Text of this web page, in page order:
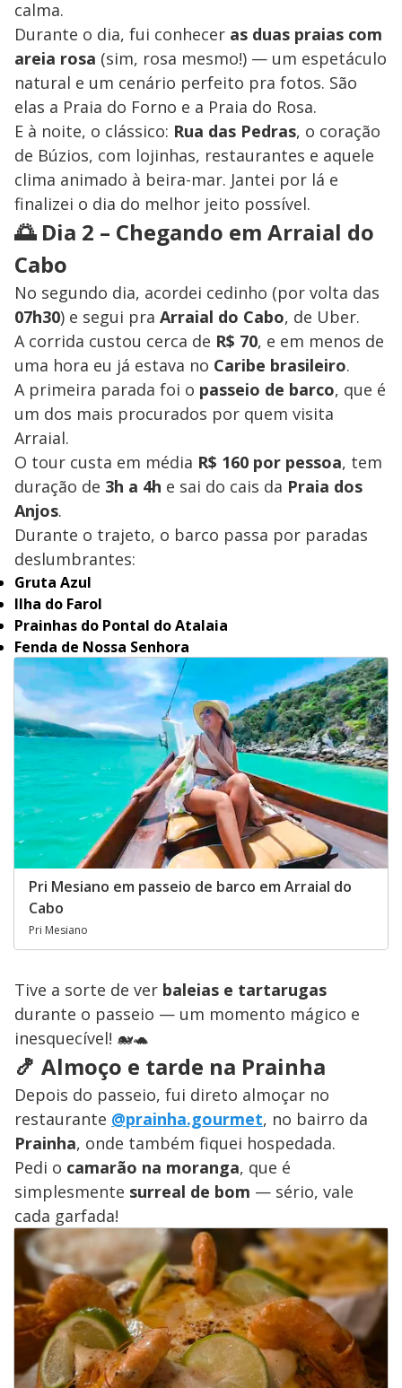
calma.
Durante o dia, fui conhecer as duas praias com
areia rosa (sim, rosa mesmo!) — um espetáculo
natural e um cenário perfeito pra fotos. São
elas a Praia do Forno e a Praia do Rosa.
E à noite, o clássico: Rua das Pedras, o coração
de Búzios, com lojinhas, restaurantes e aquele
clima animado à beira-mar. Jantei por lá e
finalizei o dia do melhor jeito possível.
🌅 Dia 2 – Chegando em Arraial do
Cabo
No segundo dia, acordei cedinho (por volta das
07h30) e segui pra Arraial do Cabo, de Uber.
A corrida custou cerca de R$ 70, e em menos de
uma hora eu já estava no Caribe brasileiro.
A primeira parada foi o passeio de barco, que é
um dos mais procurados por quem visita
Arraial.
O tour custa em média R$ 160 por pessoa, tem
duração de 3h a 4h e sai do cais da Praia dos
Anjos.
Durante o trajeto, o barco passa por paradas
deslumbrantes:
Gruta Azul
Ilha do Farol
Prainhas do Pontal do Atalaia
Fenda de Nossa Senhora
Pri Mesiano em passeio de barco em Arraial do
Cabo
Pri Mesiano
Tive a sorte de ver baleias e tartarugas
durante o passeio — um momento mágico e
inesquecível! 🐋🐢
🍤 Almoço e tarde na Prainha
Depois do passeio, fui direto almoçar no
restaurante @prainha.gourmet, no bairro da
Prainha, onde também fiquei hospedada.
Pedi o camarão na moranga, que é
simplesmente surreal de bom — sério, vale
cada garfada!